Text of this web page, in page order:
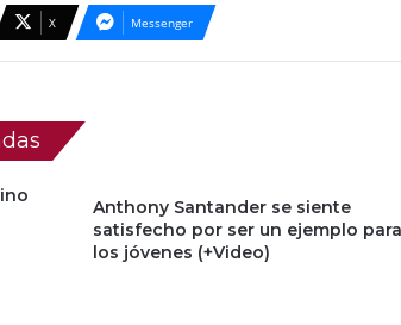
X Messenger
Anthony Santander se siente
satisfecho por ser un ejemplo para
los jóvenes (+Video)